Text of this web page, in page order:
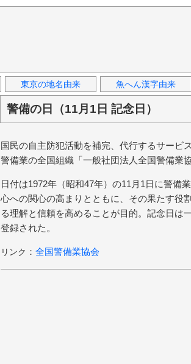
東京の地名由来 魚へん漢字由来
警備の日（11月1日 記念日）
国民の自主防犯活動を補完、代行するサービ
警備業の全国組織「一般社団法人全国警備業
日付は1972年（昭和47年）の11月1日に警備
心への関心の高まりとともに、その果たす役
る理解と信頼を高めることが目的。記念日は
登録された。
リンク ： 全国警備業協会